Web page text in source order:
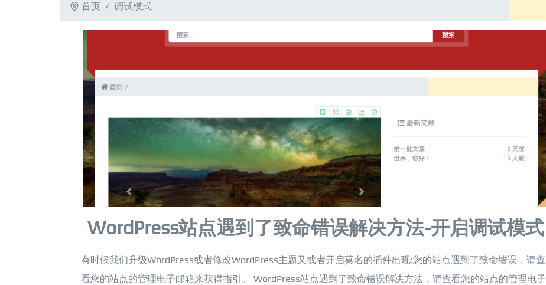
首页 调试模式
WordPress站点遇到了致命错误解决方法-开启调试模式
有时候我们升级WordPress或者修改WordPress主题又或者开启莫名的插件出现:您的站点遇到了致命错误，请查
看您的站点的管理电子邮箱来获得指引。 WordPress站点遇到了致命错误解决方法，请查看您的站点的管理电子